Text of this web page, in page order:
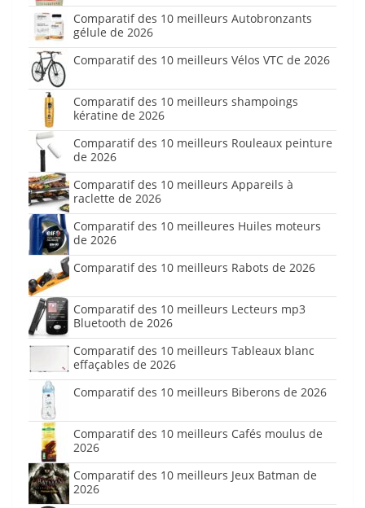
Comparatif des 10 meilleurs Autobronzants
gélule de 2026
Comparatif des 10 meilleurs Vélos VTC de 2026
Comparatif des 10 meilleurs shampoings
kératine de 2026
Comparatif des 10 meilleurs Rouleaux peinture
de 2026
Comparatif des 10 meilleurs Appareils à
raclette de 2026
Comparatif des 10 meilleures Huiles moteurs
de 2026
Comparatif des 10 meilleurs Rabots de 2026
Comparatif des 10 meilleurs Lecteurs mp3
Bluetooth de 2026
Comparatif des 10 meilleurs Tableaux blanc
effaçables de 2026
Comparatif des 10 meilleurs Biberons de 2026
Comparatif des 10 meilleurs Cafés moulus de
2026
Comparatif des 10 meilleurs Jeux Batman de
2026